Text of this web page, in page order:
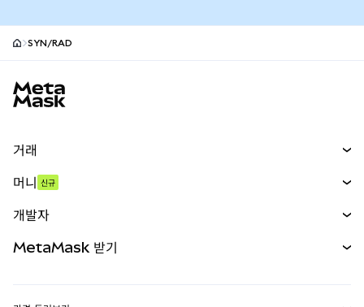
SYN/RAD
거래
무기한 선물
실물자산
머니 신규
개발자
MetaMask 받기